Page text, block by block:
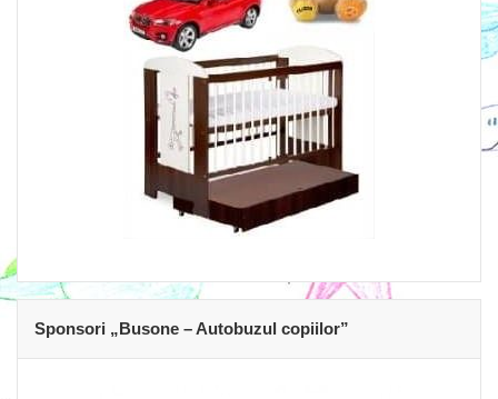
Sponsori „Busone – Autobuzul copiilor”